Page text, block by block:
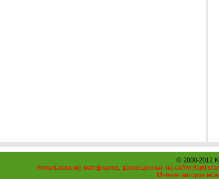
© 2000-2012
Использование материалов, размещенных на сайте
Мнение авторов